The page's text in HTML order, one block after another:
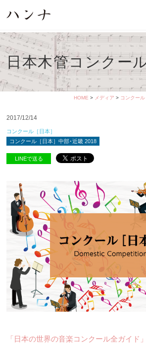
日本木管コンクー
HOME > メディア > コンクール
2017/12/14
コンクール［日本］
コンクール［日本］中部･近畿 2018
LINEで送る
「日本の世界の音楽コンクール全ガイド